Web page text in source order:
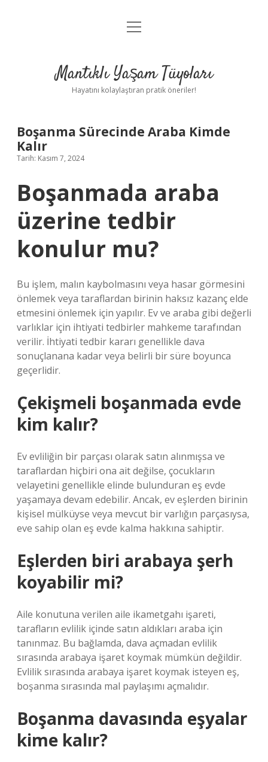
Anasayfa
Yasal Uyarı
menüyü
Mantıklı Yaşam Tüyoları
Hayatını kolaylaştıran pratik öneriler!
Boşanma Sürecinde Araba Kimde
Kalır
Tarih: Kasım 7, 2024
Boşanmada araba
üzerine tedbir
konulur mu?
Bu işlem, malın kaybolmasını veya hasar görmesini
önlemek veya taraflardan birinin haksız kazanç elde
etmesini önlemek için yapılır. Ev ve araba gibi değerli
varlıklar için ihtiyati tedbirler mahkeme tarafından
verilir. İhtiyati tedbir kararı genellikle dava
sonuçlanana kadar veya belirli bir süre boyunca
geçerlidir.
Çekişmeli boşanmada evde
kim kalır?
Ev evliliğin bir parçası olarak satın alınmışsa ve
taraflardan hiçbiri ona ait değilse, çocukların
velayetini genellikle elinde bulunduran eş evde
yaşamaya devam edebilir. Ancak, ev eşlerden birinin
kişisel mülküyse veya mevcut bir varlığın parçasıysa,
eve sahip olan eş evde kalma hakkına sahiptir.
Eşlerden biri arabaya şerh
koyabilir mi?
Aile konutuna verilen aile ikametgahı işareti,
tarafların evlilik içinde satın aldıkları araba için
tanınmaz. Bu bağlamda, dava açmadan evlilik
sırasında arabaya işaret koymak mümkün değildir.
Evlilik sırasında arabaya işaret koymak isteyen eş,
boşanma sırasında mal paylaşımı açmalıdır.
Boşanma davasında eşyalar
kime kalır?